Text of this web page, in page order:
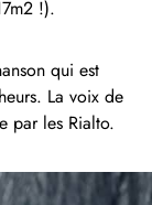
!).
qui est
La voix de
par les Rialto.